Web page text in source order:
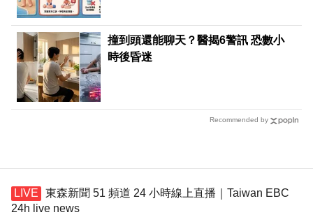
撞到頭還能聊天？醫揭6警訊 恐數小
時後昏迷
Recommended by
東森新聞 51 頻道 24 小時線上直播｜Taiwan EBC
24h live news